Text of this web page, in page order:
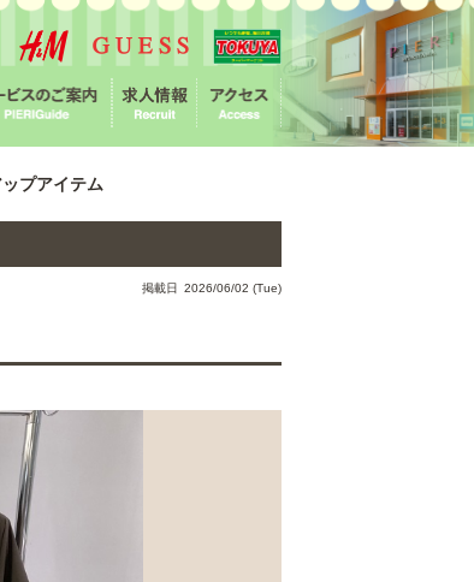
プアイテム
掲載日 2026/06/02 (Tue)